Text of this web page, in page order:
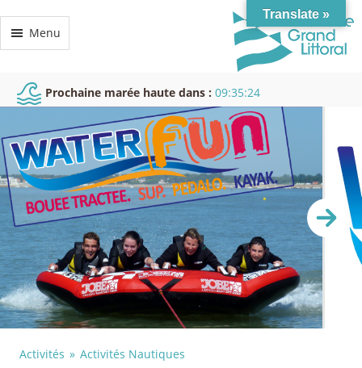
Menu
Prochaine marée haute dans : 09:35:23
Activités Activités Nautiques
Translate »